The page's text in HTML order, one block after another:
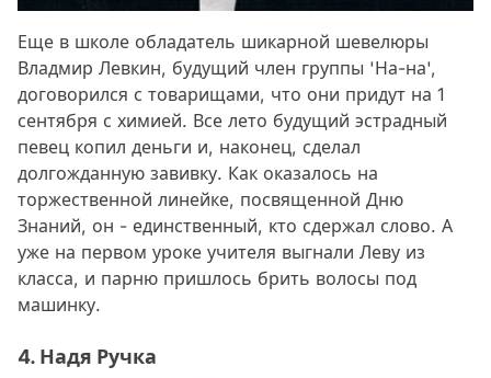
Еще в школе обладатель шикарной шевелюры
Владмир Левкин, будущий член группы 'На-на',
договорился с товарищами, что они придут на 1
сентября с химией. Все лето будущий эстрадный
певец копил деньги и, наконец, сделал
долгожданную завивку. Как оказалось на
торжественной линейке, посвященной Дню
Знаний, он - единственный, кто сдержал слово. А
уже на первом уроке учителя выгнали Леву из
класса, и парню пришлось брить волосы под
машинку.
4. Надя Ручка